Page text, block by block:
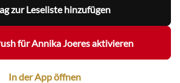
zur Leseliste hinzufügen
für Annika Joeres aktivieren
In der App öffnen